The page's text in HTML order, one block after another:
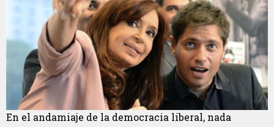
En el andamiaje de la democracia liberal, nada